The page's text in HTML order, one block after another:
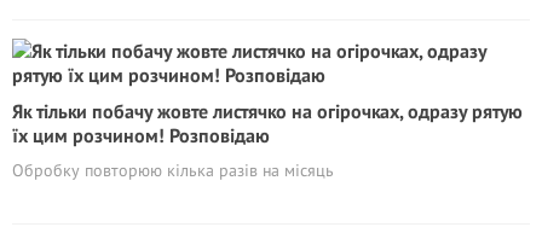
Як тільки побачу жовте листячко на огірочках, одразу рятую
їх цим розчином! Розповідаю
Обробку повторюю кілька разів на місяць